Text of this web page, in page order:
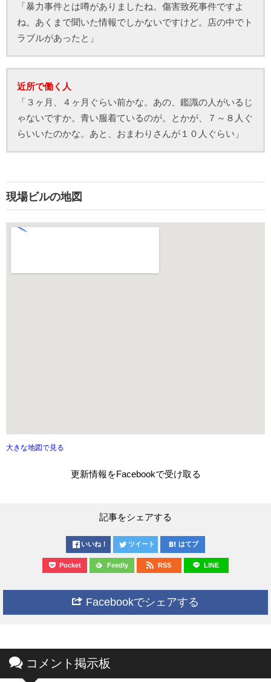
「暴力事件とは噂がありましたね。傷害致死事件ですよ
ね。あくまで聞いた情報でしかないですけど。店の中でト
ラブルがあったと」
近所で働く人
「３ヶ月、４ヶ月ぐらい前かな。あの、鑑識の人がいるじ
ゃないですか。青い服着ているのが。とかが、７～８人ぐ
らいいたのかな。あと、おまわりさんが１０人ぐらい」
現場ビルの地図
大きな地図で見る
更新情報をFacebookで受け取る
記事をシェアする
いいね！ ツイート はてブ
Pocket Feedly RSS LINE
Facebookでシェアする
コメント掲示板